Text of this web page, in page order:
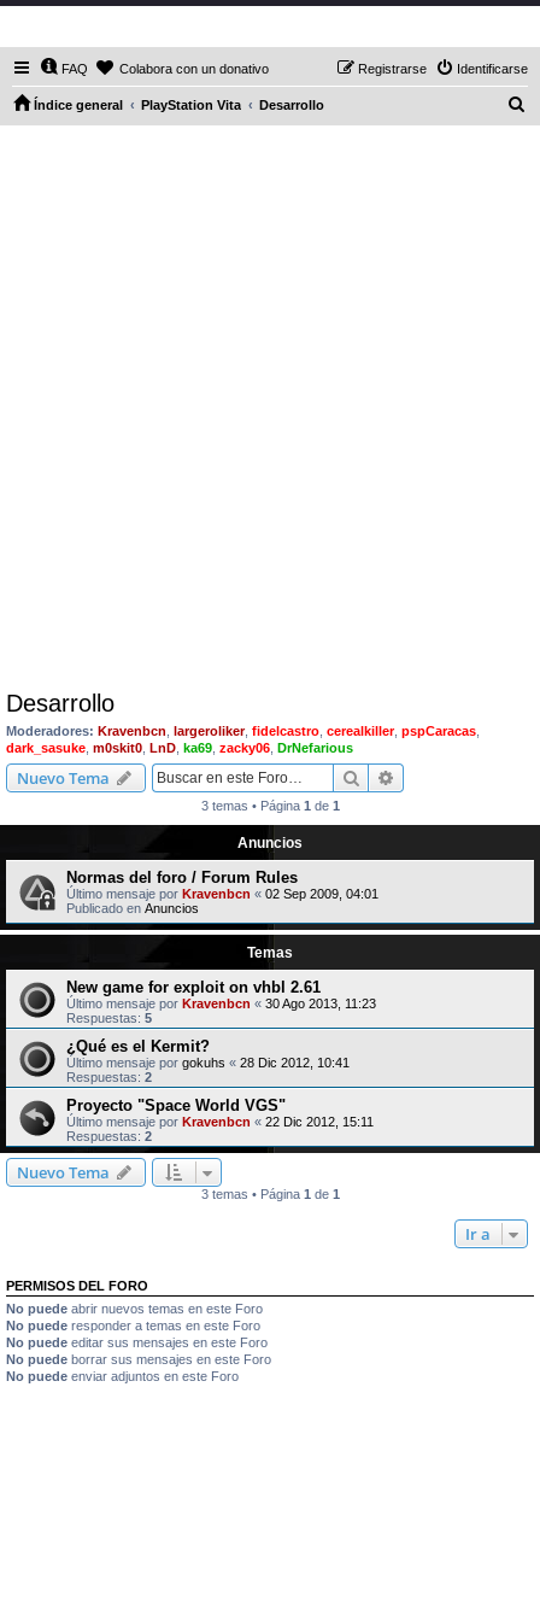
FAQ Colabora con un donativo Identificarse
Registrarse
Índice general PlayStation Vita Desarrollo
Desarrollo
Moderadores: Kravenbcn largeroliker, fidelcastro cerealkiller, pspCaracas
dark_sasuke m0skit0 LnD ka69 zacky06 DrNefarious
Nuevo Tema Buscar
3 temas • Página 1 de 1
Anuncios
Normas del foro / Forum Rules
Último mensaje por Kravenbcn « 02 Sep 2009, 04:01
Publicado en Anuncios
Temas
New game for exploit on vhbl 2.61
Último mensaje por Kravenbcn « 30 Ago 2013, 11:23
Respuestas: 5
¿Qué es el Kermit?
Último mensaje por gokuhs « 28 Dic 2012, 10:41
Respuestas: 2
Proyecto "Space World VGS"
Último mensaje por Kravenbcn « 22 Dic 2012, 15:11
Respuestas: 2
Nuevo Tema
3 temas • Página 1 de 1
Ir a
PERMISOS DEL FORO
No puede abrir nuevos temas en este Foro
No puede responder a temas en este Foro
No puede editar sus mensajes en este Foro
No puede borrar sus mensajes en este Foro
No puede enviar adjuntos en este Foro